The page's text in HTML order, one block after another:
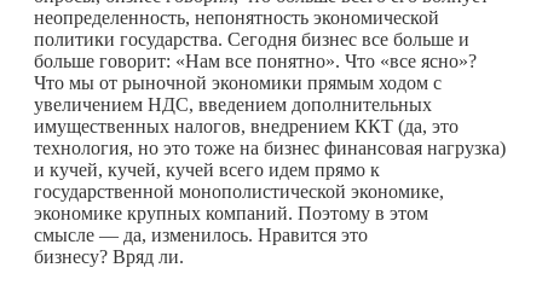
неопределенность, непонятность экономической
политики государства. Сегодня бизнес все больше и
больше говорит: «Нам все понятно». Что «все ясно»?
Что мы от рыночной экономики прямым ходом с
увеличением НДС, введением дополнительных
имущественных налогов, внедрением ККТ (да, это
технология, но это тоже на бизнес финансовая нагрузка)
и кучей, кучей, кучей всего идем прямо к
государственной монополистической экономике,
экономике крупных компаний. Поэтому в этом
смысле — да, изменилось. Нравится это
бизнесу? Вряд ли.